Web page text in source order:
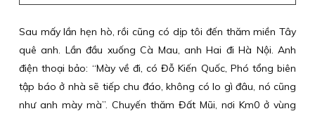
Sau mấy lần hẹn hò, rồi cũng có dịp tôi đến thăm miền Tây
quê anh. Lần đầu xuống Cà Mau, anh Hai đi Hà Nội. Anh
điện thoại bảo: “Mày về đi, có Đỗ Kiến Quốc, Phó tổng biên
tập báo ở nhà sẽ tiếp chu đáo, không có lo gì đâu, nó cũng
như anh mày mà”. Chuyến thăm Đất Mũi, nơi Km0 ở vùng